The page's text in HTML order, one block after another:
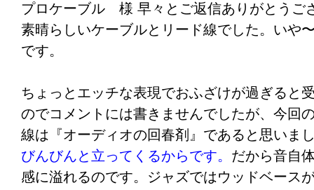
特に私が感じておりますのは、最後の、リー
ボロいものが最も混じり込みやすい箇所であ
しょうか。これが最も可能性が高いと思いま
皆さんがこれだけ声を合わせて証言しておら
ブラックエナメルのリード線の威力には、疑
ん。 理屈より「事実」、想像より「証言」、
果」が大事である、というスタンスで良かろ
それが最も理想的な結果を得られる近道なの
２台のＬＰプレーヤーを使い、ダブって買っ
のＬＰをそれぞれのカートリッジでチャンネ
アームをレストポジションにおいたまま、ア
を徐々にアップ。
リード線交換後大幅にノイズが減っている事
次にターンテーブルを停止したままＬＰ盤に
プロケーブル 様 早々とご返信ありがとうご
素晴らしいケーブルとリード線でした。いや
です。
ちょっとエッチな表現でおふざけが過ぎると
のでコメントには書きませんでしたが、今回
線は『オーディオの回春剤』であると思いま
びんびんと立ってくるからです。 だから音自
感に溢れるのです。ジャズではウッドベース